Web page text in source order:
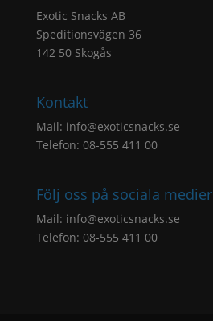
Exotic Snacks AB
Speditionsvägen 36
142 50 Skogås
Kontakt
Mail: info@exoticsnacks.se
Telefon: 08-555 411 00
Följ oss på sociala medier
Mail: info@exoticsnacks.se
Telefon: 08-555 411 00